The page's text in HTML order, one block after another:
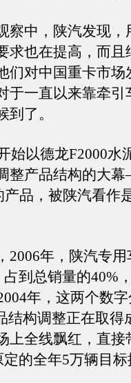
中，陕汽发现，
求也在提高，而且
们对中国重卡市场
于一直以来靠牵引
了。
以德龙F2000水
整产品结构的大
产品，被陕汽看作
年，陕汽专用
到总销量的40%
年，这两个数
结构调整正在取得
上全线飘红，直接
的全年5万辆目